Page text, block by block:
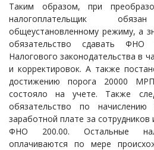
Таким образом, при
налогоплательщик
общеустановленному режиму, а
обязательство сдавать
Налогового законодательства в
и корректировок. А также
достижению порога 20000
состояло на учете. Также
обязательство по
заработной плате за
ФНО 200.00. Остальные
оплачиваются по мере